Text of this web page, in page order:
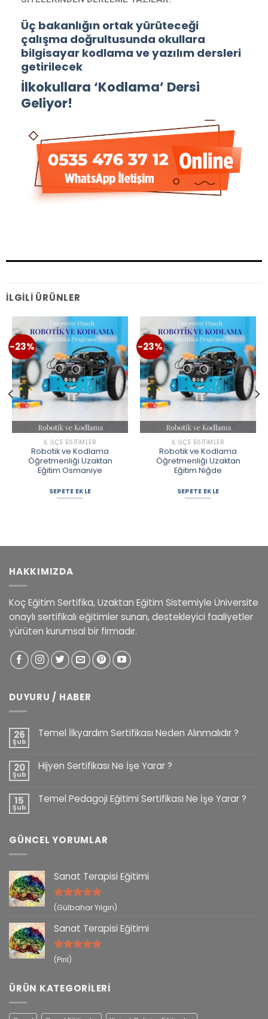
Üç bakanlığın ortak yürüteceği
çalışma doğrultusunda okullara
bilgisayar kodlama ve yazılım dersleri
getirilecek
İlkokullara ‘Kodlama’ Dersi
Geliyor!
İLGILI ÜRÜNLER
-23%
İL İLÇE EĞITIMLER
Robotik ve Kodlama
Öğretmenliği Uzaktan
Eğitim Osmaniye
SEPETE EKLE
-23%
İL İLÇE EĞITIMLER
Robotik ve Kodlama
Öğretmenliği Uzaktan
Eğitim Niğde
SEPETE EKLE
HAKKIMIZDA
Koç Eğitim Sertifika, Uzaktan Eğitim Sistemiyle Üniversite
onaylı sertifikalı eğitimler sunan, destekleyici faaliyetler
yürüten kurumsal bir firmadır.
DUYURU / HABER
26
Şub
Temel İlkyardım Sertifikası Neden Alınmalıdır ?
20
Şub
Hijyen Sertifikası Ne İşe Yarar ?
15
Şub
Temel Pedagoji Eğitimi Sertifikası Ne İşe Yarar ?
GÜNCEL YORUMLAR
Sanat Terapisi Eğitimi
5 üzerinden
(Gülbahar Yılgın)
Sanat Terapisi Eğitimi
5 üzerinden
(Pırıl)
ÜRÜN KATEGORILERI